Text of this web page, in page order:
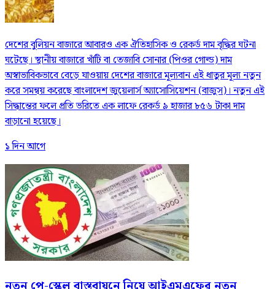
দেশের বুলিয়ন বাজারে আবারও এক ঐতিহাসিক ও রেকর্ড দাম বৃদ্ধির ঘটনা
ঘটেছে। স্থানীয় বাজারে খাঁটি বা তেজাবি সোনার (পিওর গোল্ড) দাম
অস্বাভাবিকভাবে বেড়ে যাওয়ায় দেশের বাজারে মূল্যবান এই ধাতুর মূল্য নতুন
করে সমন্বয় করেছে বাংলাদেশ জুয়েলার্স অ্যাসোসিয়েশন (বাজুস)। নতুন এই
সিদ্ধান্তের ফলে প্রতি ভরিতে এক লাফে রেকর্ড ৯ হাজার ৮৫৬ টাকা দাম
বাড়ানো হয়েছে।
১ দিন আগে